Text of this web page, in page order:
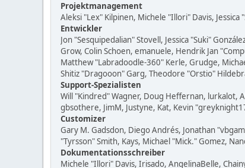
Projektmanagement
Aleksi "Lex" Kilpinen, Michele "Illori" Davis, Jessica
Entwickler
Jon "Sesquipedalian" Stovell, Jessica "Suki"
Grow, Colin Schoen, emanuele, Hendrik Jan
Matthew "Labradoodle-360" Kerle, Grudge,
Shitiz "Dragooon" Garg, Theodore "Orstio"
Support-Spezialisten
Will "Kindred" Wagner, Doug Heffernan, lurkalot,
gbsothere, JimM, Justyne, Kat, Kevin
Customizer
Gary M. Gadsdon, Diego Andrés, Jonathan
"Tyrsson" Smith, Kays, Michael "Mick." Gomez,
Dokumentationsschreiber
Michele "Illori" Davis, Irisado, AngelinaBelle,